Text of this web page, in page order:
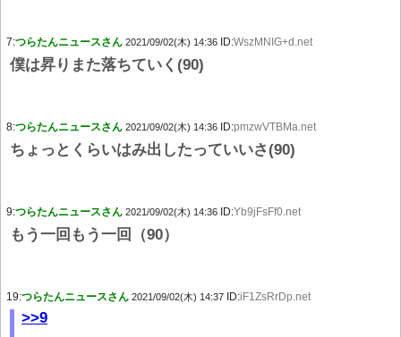
7:つらたんニュースさん 2021/09/02(木) 14:36 ID:WszMNIG+d.net
僕は昇りまた落ちていく(90)
8:つらたんニュースさん 2021/09/02(木) 14:36 ID:pmzwVTBMa.net
ちょっとくらいはみ出したっていいさ(90)
9:つらたんニュースさん 2021/09/02(木) 14:36 ID:Yb9jFsFf0.net
もう一回もう一回（90）
19:つらたんニュースさん 2021/09/02(木) 14:37 ID:iF1ZsRrDp.net
>>9